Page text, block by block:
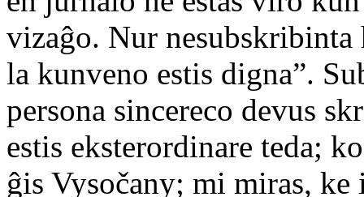
vizaĝo. Nur nesubskribinta
la kunveno estis digna”.
persona sincereco devus
estis eksterordinare teda;
ĝis Vysočany; mi miras,